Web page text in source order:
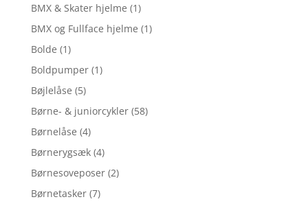
BMX & Skater hjelme (1)
BMX og Fullface hjelme (1)
Bolde (1)
Boldpumper (1)
Bøjlelåse (5)
Børne- & juniorcykler (58)
Børnelåse (4)
Børnerygsæk (4)
Børnesoveposer (2)
Børnetasker (7)